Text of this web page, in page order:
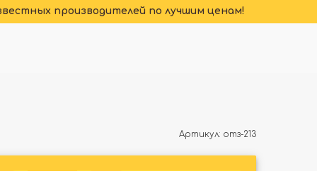
производителей по лучшим ценам!
Артикул: отз-213